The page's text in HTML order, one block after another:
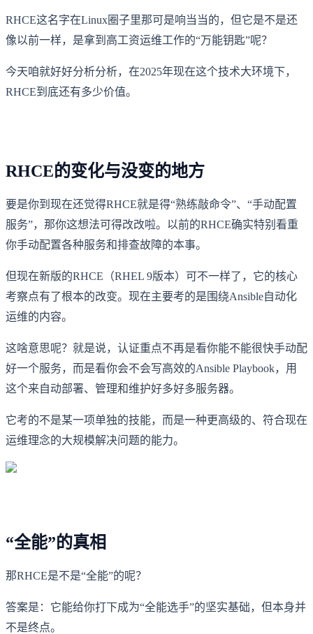
RHCE这名字在Linux圈子里那可是响当当的，但它是不是还
像以前一样，是拿到高工资运维工作的“万能钥匙”呢？
今天咱就好好分析分析，在2025年现在这个技术大环境下，
RHCE到底还有多少价值。
RHCE的变化与没变的地方
要是你到现在还觉得RHCE就是得“熟练敲命令”、“手动配置
服务”，那你这想法可得改改啦。以前的RHCE确实特别看重
你手动配置各种服务和排查故障的本事。
但现在新版的RHCE（RHEL 9版本）可不一样了，它的核心
考察点有了根本的改变。现在主要考的是围绕Ansible自动化
运维的内容。
这啥意思呢？就是说，认证重点不再是看你能不能很快手动配
好一个服务，而是看你会不会写高效的Ansible Playbook，用
这个来自动部署、管理和维护好多好多服务器。
它考的不是某一项单独的技能，而是一种更高级的、符合现在
运维理念的大规模解决问题的能力。
“全能”的真相
那RHCE是不是“全能”的呢？
答案是：它能给你打下成为“全能选手”的坚实基础，但本身并
不是终点。